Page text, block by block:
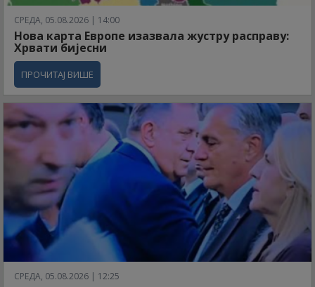
СРЕДА, 05.08.2026 | 14:00
Нова карта Европе изазвала жустру расправу:
Хрвати бијесни
ПРОЧИТАЈ ВИШЕ
СРЕДА, 05.08.2026 | 12:25